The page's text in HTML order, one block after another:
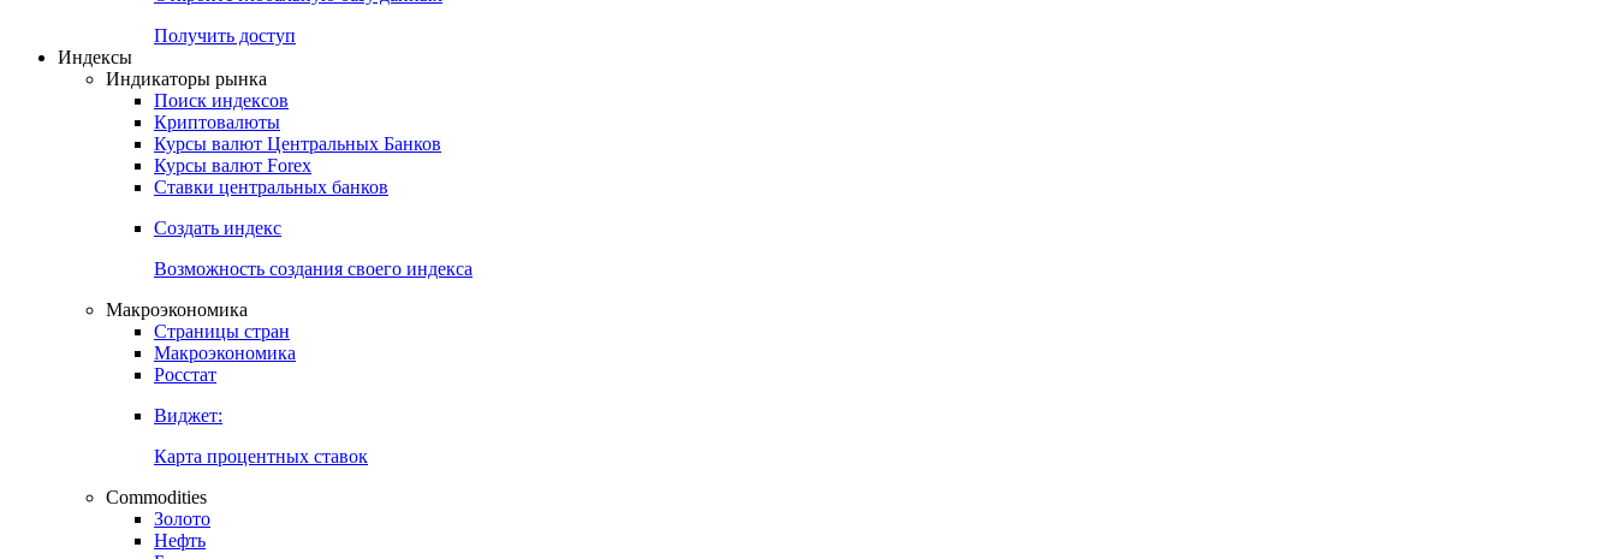
Попробуйте7-дневный
Получить доступ
Индикаторы рынка
Поиск индексов
Криптовалюты
Курсы валют Центральных Банков
Курсы валют Forex
Ставки центральных банков
Создать индекс
Возможность создания своего индекса
Макроэкономика
Страницы стран
Макроэкономика
Росстат
Виджет:
Карта процентных ставок